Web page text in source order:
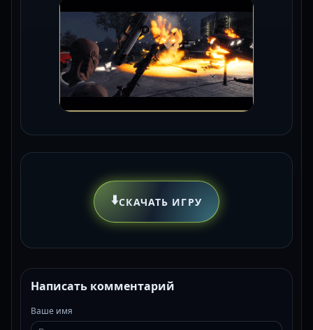
⬇️СКАЧАТЬ ИГРУ
Написать комментарий
Ваше имя